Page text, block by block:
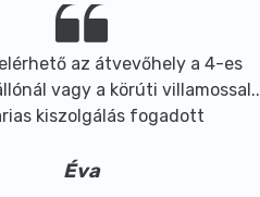
az átvevőhely a 4-es
vagy a körúti villamossal..
kiszolgálás fogadott
Éva